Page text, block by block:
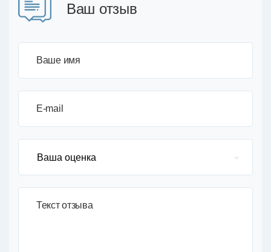
Ваш отзыв
Ваше имя
E-mail
Текст отзыва